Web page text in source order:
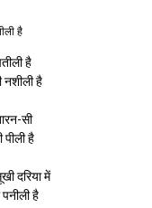
है
है
है
सी
पीली है
दरिया में
है